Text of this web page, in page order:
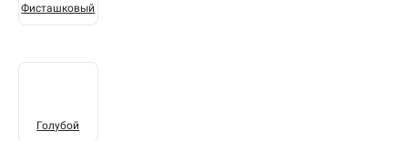
Фисташковый
Голубой